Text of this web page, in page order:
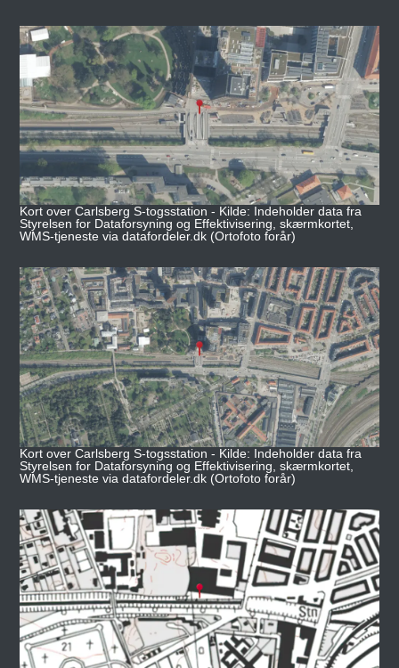
Kort over Carlsberg S-togsstation - Kilde: Indeholder data fra
Styrelsen for Dataforsyning og Effektivisering, skærmkortet,
WMS-tjeneste via datafordeler.dk (Ortofoto forår)
Kort over Carlsberg S-togsstation - Kilde: Indeholder data fra
Styrelsen for Dataforsyning og Effektivisering, skærmkortet,
WMS-tjeneste via datafordeler.dk (Ortofoto forår)